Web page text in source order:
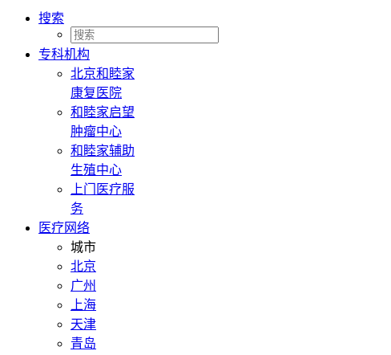
搜索
专科机构
北京和睦家
康复医院
和睦家启望
肿瘤中心
和睦家辅助
生殖中心
上门医疗服
务
医疗网络
城市
北京
广州
上海
天津
青岛